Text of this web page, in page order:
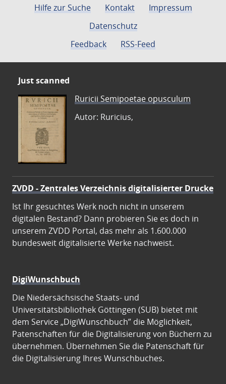
Hilfe zur Suche Kontakt
Impressum
Datenschutz
Feedback
RSS-Feed
Just scanned
Ruricii Semipoetae opusculum
Autor: Ruricius,
ZVDD - Zentrales Verzeichnis digitalisierter Drucke
Ist Ihr gesuchtes Werk noch nicht in unserem
digitalen Bestand? Dann probieren Sie es doch in
unserem ZVDD Portal, das mehr als 1.600.000
bundesweit digitalisierte Werke nachweist.
DigiWunschbuch
Die Niedersächsische Staats- und
Universitätsbibliothek Göttingen (SUB) bietet mit
dem Service „DigiWunschbuch” die Möglichkeit,
Patenschaften für die Digitalisierung von Büchern zu
übernehmen. Übernehmen Sie die Patenschaft für
die Digitalisierung Ihres Wunschbuches.